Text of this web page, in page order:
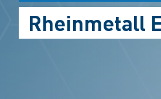
Rheinmetall